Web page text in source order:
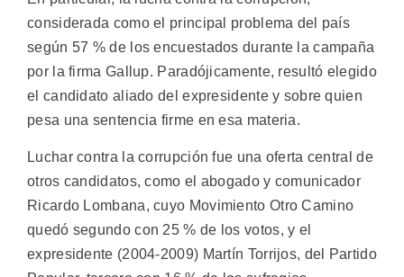
considerada como el principal problema del país
según 57 % de los encuestados durante la campaña
por la firma Gallup. Paradójicamente, resultó elegido
el candidato aliado del expresidente y sobre quien
pesa una sentencia firme en esa materia.
Luchar contra la corrupción fue una oferta central de
otros candidatos, como el abogado y comunicador
Ricardo Lombana, cuyo Movimiento Otro Camino
quedó segundo con 25 % de los votos, y el
expresidente (2004-2009) Martín Torrijos, del Partido